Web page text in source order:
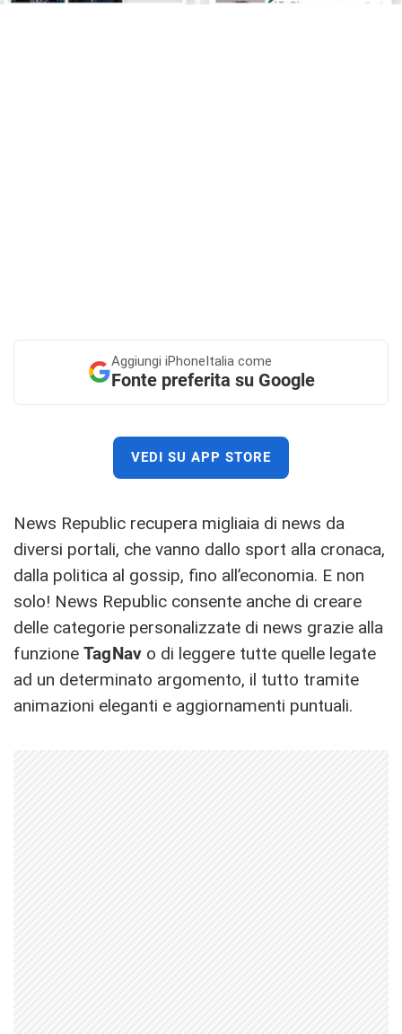
Aggiungi iPhoneItalia come
Fonte preferita su Google
VEDI SU APP STORE
News Republic recupera migliaia di news da
diversi portali, che vanno dallo sport alla cronaca,
dalla politica al gossip, fino all’economia. E non
solo! News Republic consente anche di creare
delle categorie personalizzate di news grazie alla
funzione TagNav o di leggere tutte quelle legate
ad un determinato argomento, il tutto tramite
animazioni eleganti e aggiornamenti puntuali.